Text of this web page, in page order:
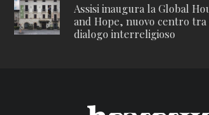
Assisi inaugura la Global
and Hope, nuovo centro tra
dialogo interreligioso